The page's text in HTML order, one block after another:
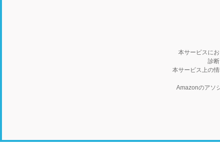
本サービスに
診
本サービス上の
Amazonのアソ